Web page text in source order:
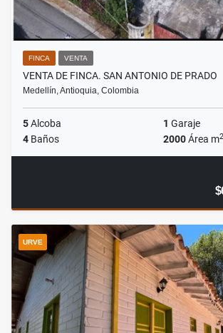
FINCA VENTA
VENTA DE FINCA. SAN ANTONIO DE PRADO
Medellín, Antioquia, Colombia
5Alcoba 1 Garaje
4 Baños 2000Área m2
URVE